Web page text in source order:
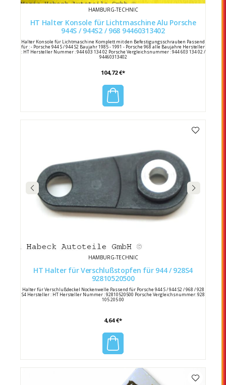
HAMBURG-TECHNIC
HT Halter Konsole für Lichtmaschine Alu Porsche
944S / 944S2 / 968 94460313402
Halter Konsole für Lichtmaschine Komplett mit den Befestigungsschrauben Passend
für : - Porsche 944 S / 944 S2 Baujahr 1985 - 1991 - Porsche 968 alle Baujahre Hersteller
: HT Hersteller Nummer : 944 603 134 02 Porsche Vergleichsnummer : 944 603 134 02 /
94460313402
104,72 €*
HAMBURG-TECHNIC
HT Halter für Verschlußstopfen für 944 / 928S4
92810520500
Halter für Verschlußdeckel Nockenwelle Passend für Porsche 944 S / 944 S2 / 968 / 928
S4 Hersteller : HT Hersteller Nummer : 92810520500 Porsche Vergleichsnummer: 928
105 205 00
4,64 €*